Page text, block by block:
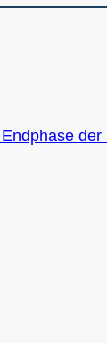
Endphase